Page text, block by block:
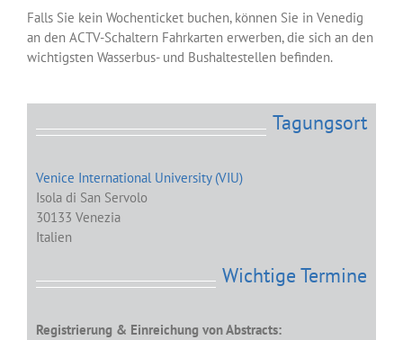
Falls Sie kein Wochenticket buchen, können Sie in Venedig
an den ACTV-Schaltern Fahrkarten erwerben, die sich an den
wichtigsten Wasserbus- und Bushaltestellen befinden.
Tagungsort
Venice International University (VIU)
Isola di San Servolo
30133 Venezia
Italien
Wichtige Termine
Registrierung & Einreichung von Abstracts: